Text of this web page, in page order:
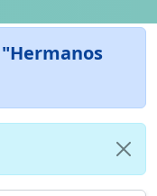
"Hermanos